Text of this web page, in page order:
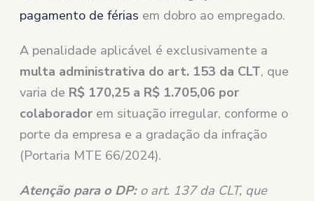
pagamento de férias em dobro ao empregado.
A penalidade aplicável é exclusivamente a
multa administrativa do art. 153 da CLT, que
varia de R$ 170,25 a R$ 1.705,06 por
colaborador em situação irregular, conforme o
porte da empresa e a gradação da infração
(Portaria MTE 66/2024).
Atenção para o DP:o art. 137 da CLT, que